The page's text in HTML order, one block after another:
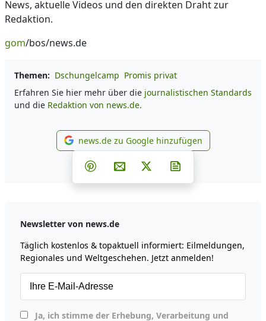
News, aktuelle Videos und den direkten Draht zur
Redaktion.
gom/bos/news.de
Themen: Dschungelcamp Promis privat
Erfahren Sie hier mehr über die journalistischen Standards
und die Redaktion von news.de.
news.de zu Google
news.de zu Google hinzufügen
Teilen auf Facebook
Teilen auf Whatsapp
Teilen auf Telegram
Teilen auf Pinterest
Per E-Mail teilen
Post auf X
Newsletter von news.de
Täglich kostenlos & topaktuell informiert: Eilmeldungen,
Regionales und Weltgeschehen. Jetzt anmelden!